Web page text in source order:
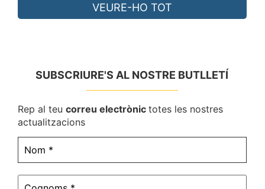
VEURE-HO TOT
SUBSCRIURE'S AL NOSTRE BUTLLETÍ
Rep al teu correu electrònic totes les nostres
actualitzacions